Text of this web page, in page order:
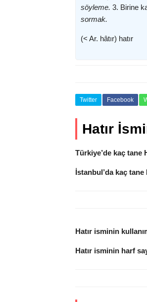
söyleme. 3. Birine
sormak.
(< Ar. hâtır) hatır
Twitter Facebook
Hatır
Türkiye’de kaç tane
İstanbul’da kaç
Hatır isminin
Hatır isminin harf